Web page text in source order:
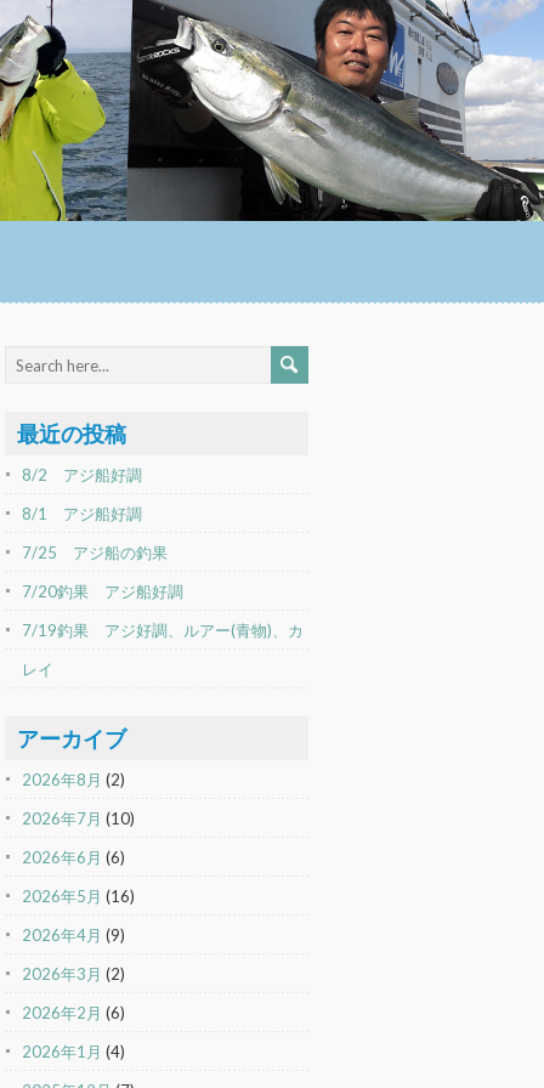
最近の投稿
8/2 アジ船好調
8/1 アジ船好調
7/25 アジ船の釣果
7/20釣果 アジ船好調
7/19釣果 アジ好調、ルアー(青物)、カ
レイ
アーカイブ
2026年8月 (2)
2026年7月 (10)
2026年6月 (6)
2026年5月 (16)
2026年4月 (9)
2026年3月 (2)
2026年2月 (6)
2026年1月 (4)